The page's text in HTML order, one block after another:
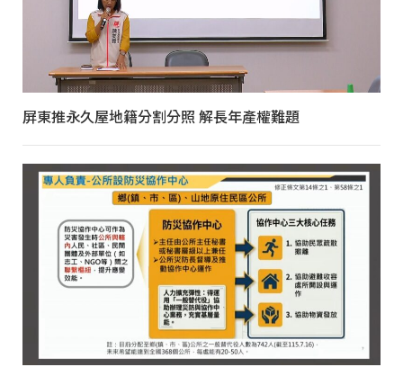
屏東推永久屋地籍分割分照 解長年產權難題